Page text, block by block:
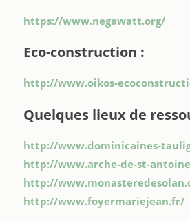
https://www.negawatt.org/
Eco-construction :
http://www.oikos-
Quelques lieux de
http://www.dominicaines-
http://www.arche-de-st-
http://
http://www.foyermariejean.fr/